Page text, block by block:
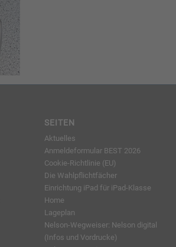
SEITEN
Aktuelles
Anmeldeformular BEST 2026
Cookie-Richtlinie (EU)
Die Wahlpflichtfächer
Einrichtung iPad für iPad-Klasse
Home
Lageplan
Nelson-Wegweiser: Nelson digital
(Infos und Vordrucke)